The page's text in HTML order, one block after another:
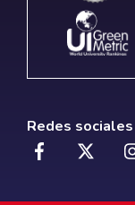
Redes sociales